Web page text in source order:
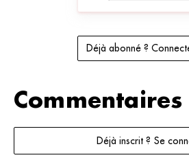
Déjà abonné ?
Commentaires
Déjà inscrit ? Se